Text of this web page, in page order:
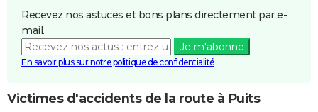
Recevez nos astuces et bons plans directement par e-
mail.
Je m'abonne
En savoir plus sur notre politique de confidentialité
Victimes d'accidents de la route à Puits